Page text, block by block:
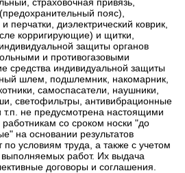
пояс),
перчатки, диэлектрический коврик,
корригирующие) и щитки,
защиты органов
и противогазовыми
средства индивидуальной защиты
шлем, подшлемник, накомарник,
самоспасатели, наушники,
светофильтры, антивибрационные
т.п. не предусмотрена настоящими
со сроком носки "до
на основании результатов
по условиям труда, а также с учетом
работ. Их выдача
договоры и соглашения.